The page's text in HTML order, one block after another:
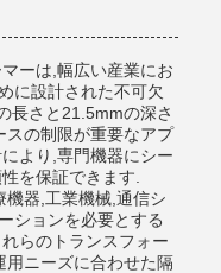
ーは,幅広い産業にお
に設計された不可欠
長さと21.5mmの深さ
スの制限が重要なアプ
より,専門機器にシー
を保証できます.
器,工業機械,通信シ
ションを必要とする
らのトランスフォー
用ニーズに合わせた隔